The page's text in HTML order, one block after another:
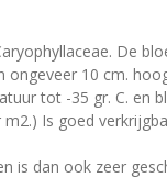
De
10 cm.
tot -35 gr. C. en
Is goed
is dan ook zeer